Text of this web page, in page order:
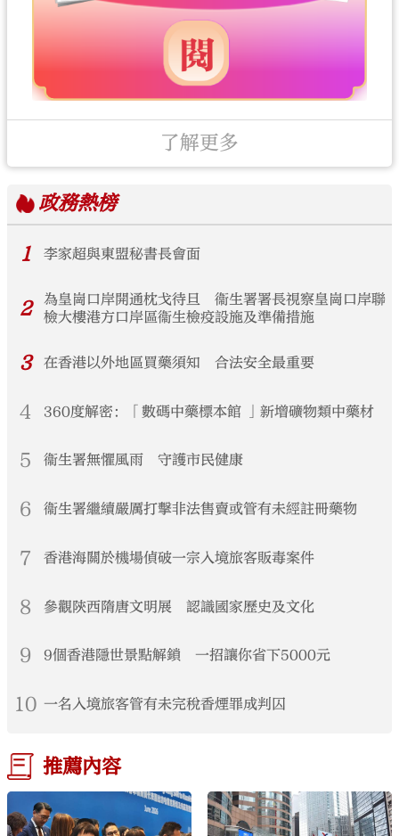
了解更多
政務熱榜
1 李家超與東盟秘書長會面
2
為皇崗口岸開通枕戈待旦 衞生署署長視察皇崗口岸聯
檢大樓港方口岸區衞生檢疫設施及準備措施
3 在香港以外地區買藥須知 合法安全最重要
4 360度解密：「數碼中藥標本館 」新增礦物類中藥材
5 衞生署無懼風雨 守護市民健康
6 衞生署繼續嚴厲打擊非法售賣或管有未經註冊藥物
7 香港海關於機場偵破一宗入境旅客販毒案件
8 參觀陝西隋唐文明展 認識國家歷史及文化
9 9個香港隱世景點解鎖 一招讓你省下5000元
10 一名入境旅客管有未完稅香煙罪成判囚
推薦內容